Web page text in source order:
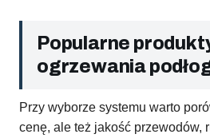
Popularne
ogrzewania
Przy wyborze systemu warto
cenę, ale też jakość przewodów,